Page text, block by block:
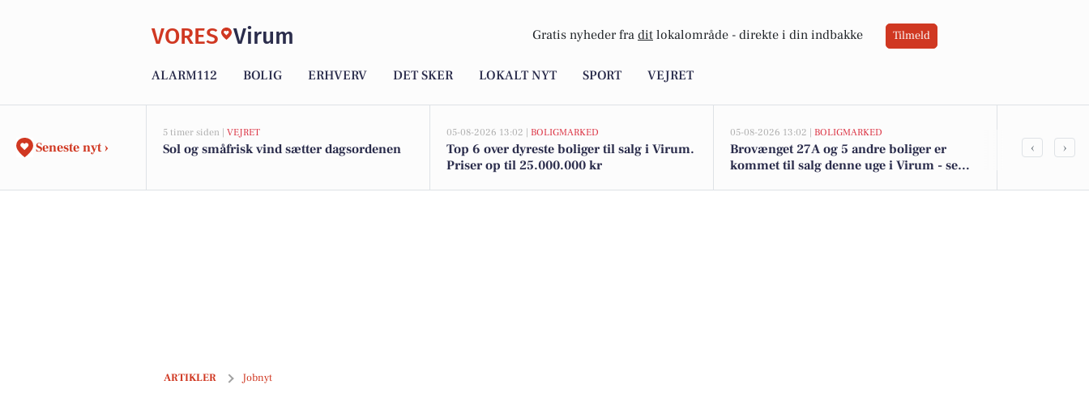
VORES Virum Gratis nyheder fra dit lokalområde - direkte i din indbakke Tilmeld
ALARM112 BOLIG ERHVERV DET SKER LOKALT NYT SPORT VEJRET
Seneste nyt ›
5 timer siden | VEJRET
Sol og småfrisk vind sætter dagsordenen
05-08-2026 13:02 | BOLIGMARKED
Top 6 over dyreste boliger til salg i Virum.
Priser op til 25.000.000 kr
05-08-2026 13:02 | BOLIGMARKED
Brovænget 27A og 5 andre boliger er
kommet til salg denne uge i Virum - se
Magnum
‹ ›
ARTIKLER Jobnyt
Pædagog til Geelsgårdhjemmene: skab udvikling og omsorg for børn med komplekse funktionsnedsættelser